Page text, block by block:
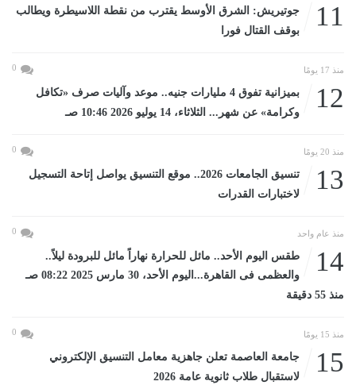
11
جوتيريش: الشرق الأوسط يقترب من نقطة اللاسيطرة ويطالب
بوقف القتال فورا
منذ 17 يومًا 0
12
بميزانية تفوق 4 مليارات جنيه.. موعد وآليات صرف «تكافل
وكرامة» عن شهر... الثلاثاء، 14 يوليو 2026 10:46 صـ
منذ 20 يومًا 0
13
تنسيق الجامعات 2026.. موقع التنسيق يواصل إتاحة التسجيل
لاختبارات القدرات
منذ عام واحد 0
14
طقس اليوم الأحد.. مائل للحرارة نهاراً مائل للبرودة ليلاً..
والعظمى فى القاهرة...اليوم الأحد، 30 مارس 2025 08:22 صـ
منذ 55 دقيقة
منذ 15 يومًا 0
15
جامعة العاصمة تعلن جاهزية معامل التنسيق الإلكتروني
لاستقبال طلاب ثانوية عامة 2026